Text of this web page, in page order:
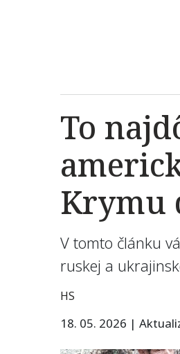
To
Krymu
V tomto článku
ruskej a
HS
18. 05. 2026 |